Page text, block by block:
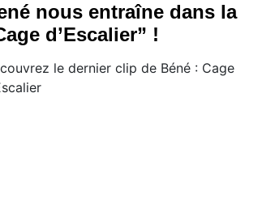
nous entraîne dans la
d’Escalier” !
le dernier clip de Béné : Cage